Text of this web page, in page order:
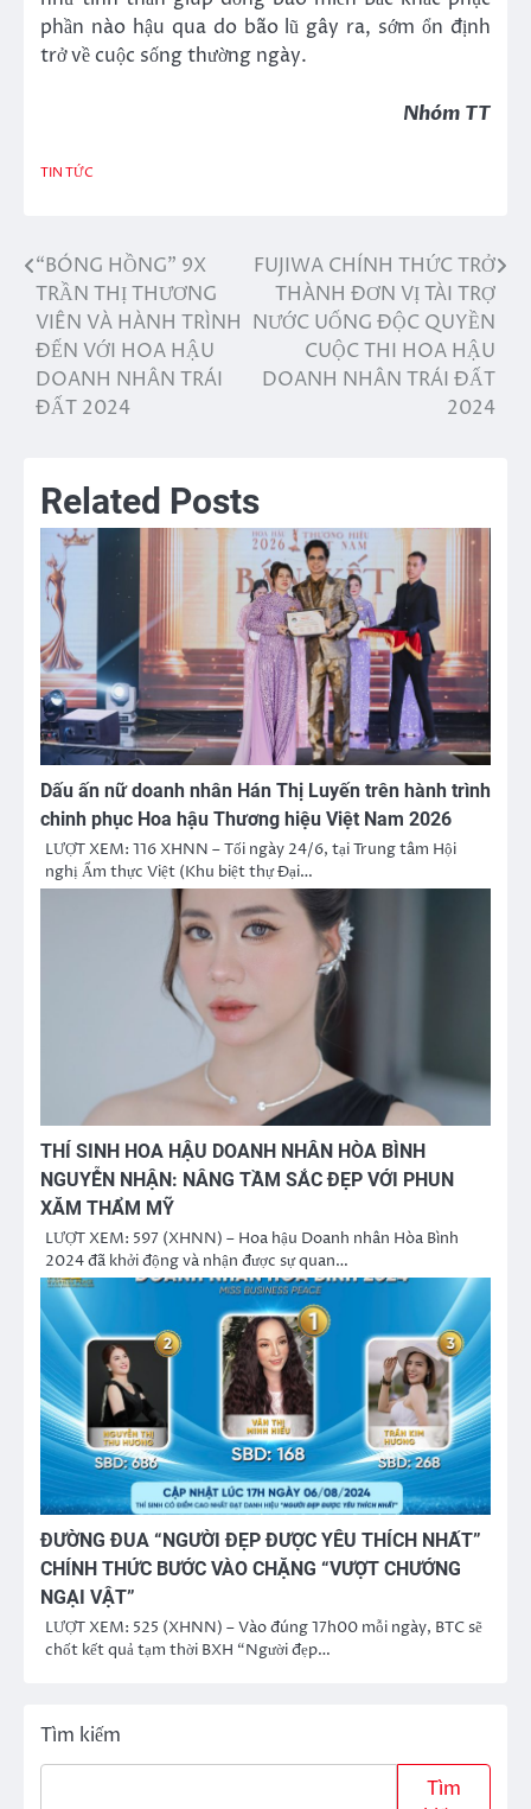
phần nào hậu qua do bão lũ gây ra, sớm ổn định
trở về cuộc sống thường ngày.
Nhóm TT
TIN TỨC
Điều
hướng
bài
viết
“BÓNG HỒNG” 9X
TRẦN THỊ THƯƠNG
VIÊN VÀ HÀNH TRÌNH
ĐẾN VỚI HOA HẬU
DOANH NHÂN TRÁI
ĐẤT 2024
FUJIWA CHÍNH THỨC TRỞ
THÀNH ĐƠN VỊ TÀI TRỢ
NƯỚC UỐNG ĐỘC QUYỀN
CUỘC THI HOA HẬU
DOANH NHÂN TRÁI ĐẤT
2024
Related Posts
Dấu ấn nữ doanh nhân Hán Thị Luyến trên hành trình
chinh phục Hoa hậu Thương hiệu Việt Nam 2026
LƯỢT XEM: 116 XHNN – Tối ngày 24/6, tại Trung tâm Hội
nghị Ẩm thực Việt (Khu biệt thự Đại…
THÍ SINH HOA HẬU DOANH NHÂN HÒA BÌNH
NGUYỄN NHẬN: NÂNG TẦM SẮC ĐẸP VỚI PHUN
XĂM THẨM MỸ
LƯỢT XEM: 597 (XHNN) – Hoa hậu Doanh nhân Hòa Bình
2024 đã khởi động và nhận được sự quan…
ĐƯỜNG ĐUA “NGƯỜI ĐẸP ĐƯỢC YÊU THÍCH NHẤT”
CHÍNH THỨC BƯỚC VÀO CHẶNG “VƯỢT CHƯỚNG
NGẠI VẬT”
LƯỢT XEM: 525 (XHNN) – Vào đúng 17h00 mỗi ngày, BTC sẽ
chốt kết quả tạm thời BXH “Người đẹp…
Tìm kiếm
Tìm